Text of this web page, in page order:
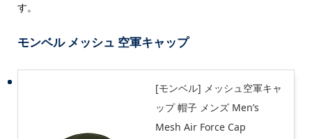
す。
モンベル メッシュ 空軍キャップ
[モンベル] メッシュ空軍キャ
ップ 帽子 メンズ Men’s
Mesh Air Force Cap